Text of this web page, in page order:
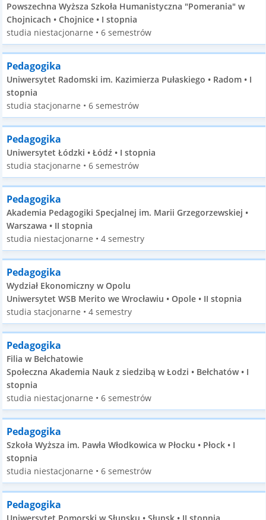
Powszechna Wyższa Szkoła Humanistyczna "Pomerania" w
Chojnicach • Chojnice • I stopnia
studia niestacjonarne • 6 semestrów
Pedagogika
Uniwersytet Radomski im. Kazimierza Pułaskiego • Radom • I
stopnia
studia stacjonarne • 6 semestrów
Pedagogika
Uniwersytet Łódzki • Łódź • I stopnia
studia stacjonarne • 6 semestrów
Pedagogika
Akademia Pedagogiki Specjalnej im. Marii Grzegorzewskiej •
Warszawa • II stopnia
studia niestacjonarne • 4 semestry
Pedagogika
Wydział Ekonomiczny w Opolu
Uniwersytet WSB Merito we Wrocławiu • Opole • II stopnia
studia stacjonarne • 4 semestry
Pedagogika
Filia w Bełchatowie
Społeczna Akademia Nauk z siedzibą w Łodzi • Bełchatów • I
stopnia
studia niestacjonarne • 6 semestrów
Pedagogika
Szkoła Wyższa im. Pawła Włodkowica w Płocku • Płock • I
stopnia
studia niestacjonarne • 6 semestrów
Pedagogika